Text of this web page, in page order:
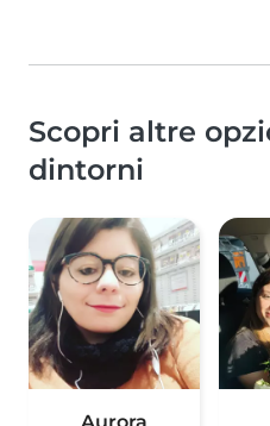
Scopri altre
dintorni